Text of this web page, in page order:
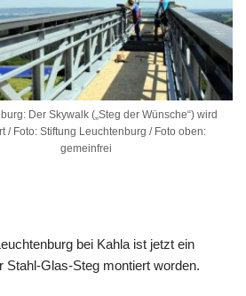
Der Skywalk („Steg der Wünsche“) wird
/ Foto: Stiftung Leuchtenburg / Foto oben:
gemeinfrei
bei Kahla ist jetzt ein
Stahl-Glas-Steg montiert worden.